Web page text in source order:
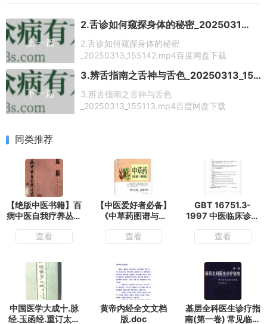
上一篇
2.舌诊如何窥探身体的秘密_20250313_155142.mp4百度网盘下载
2.舌诊如何窥探身体的秘密
_20250313_155142.mp4百度网盘下载
下一篇
3.辨舌指南之舌神与舌色_20250313_155113.mp4百度网盘下载
3.辨舌指南之舌神与舌色
_20250313_155113.mp4百度网盘下载
同类推荐
【绝版中医书籍】百
病中医自我疗养丛书
查看
【中医爱好者必备】
《中草药图谱与解
气五味问道中药中草
查看
GBT 16751.3-
1997 中医临床诊疗
百度网盘下载
查看
中国医学大成十.脉
经.玉函经.重订太素
黄帝内经全文文档
版.doc
基层全科医生诊疗指
南(第一卷) 常见临床